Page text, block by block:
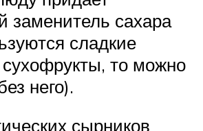
заменитель сахара
сладкие
то можно
него).
сырников